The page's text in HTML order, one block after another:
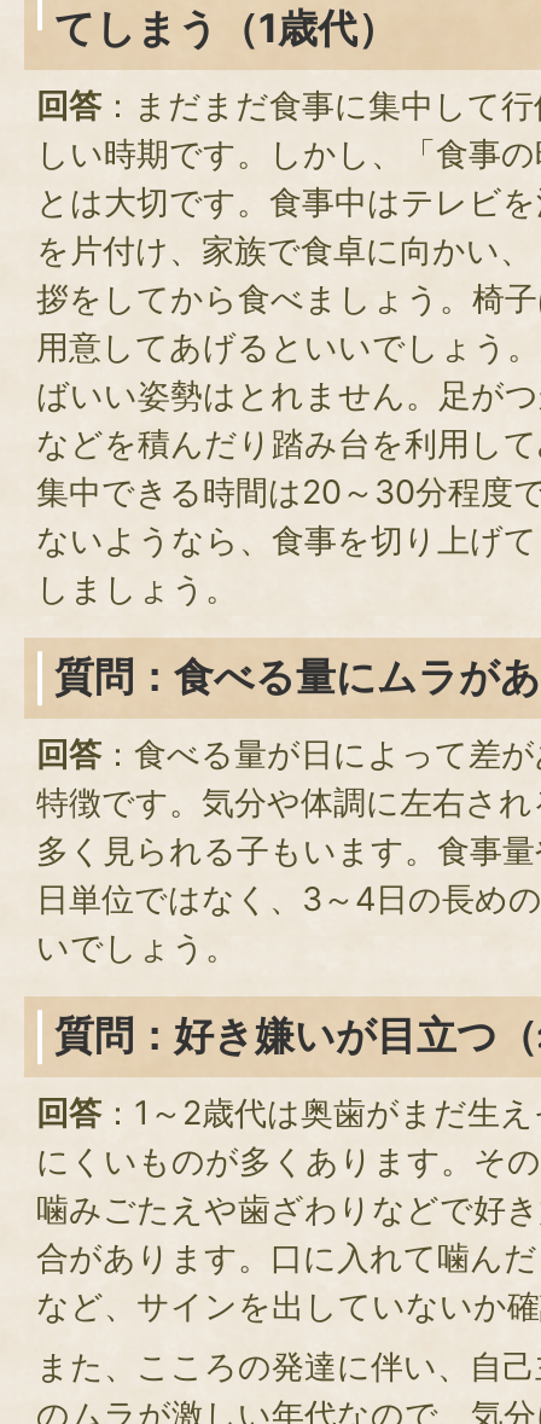
てしまう（1歳代）
回答：まだまだ食事に集中して
しい時期です。しかし、「食事
とは大切です。食事中はテレビ
を片付け、家族で食卓に向かい
拶をしてから食べましょう。椅
用意してあげるといいでしょう
ばいい姿勢はとれません。足が
などを積んだり踏み台を利用し
集中できる時間は20～30分程度
ないようなら、食事を切り上げ
しましょう。
質問：食べる量にムラが
回答：食べる量が日によって差
特徴です。気分や体調に左右さ
多く見られる子もいます。食事
日単位ではなく、3～4日の長め
いでしょう。
質問：好き嫌いが目立つ
回答：1～2歳代は奥歯がまだ生
にくいものが多くあります。そ
噛みごたえや歯ざわりなどで好
合があります。口に入れて噛ん
など、サインを出していないか
また、こころの発達に伴い、自
のムラが激しい年代なので、気